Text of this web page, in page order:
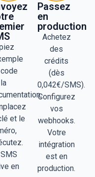
et le
en
Passez
en
production
Achetez
des
crédits
(dès
0,042€/SMS).
Configurez
vos
webhooks.
Votre
intégration
est en
production.